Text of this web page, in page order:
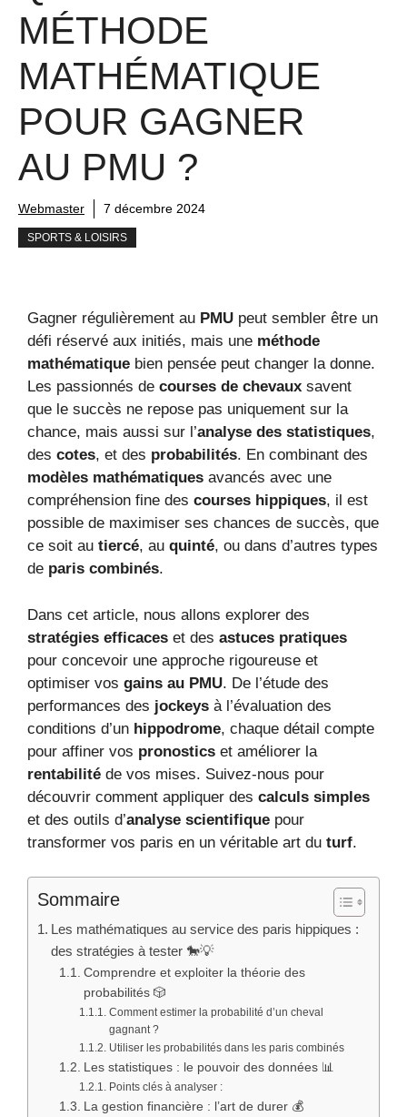
MÉTHODE
MATHÉMATIQUE
POUR GAGNER
AU PMU ?
Webmaster 7 décembre 2024
SPORTS & LOISIRS
Gagner régulièrement au PMU peut sembler être un
défi réservé aux initiés, mais une méthode
mathématique bien pensée peut changer la donne.
Les passionnés de courses de chevaux savent
que le succès ne repose pas uniquement sur la
chance, mais aussi sur l’analyse des statistiques,
des cotes, et des probabilités. En combinant des
modèles mathématiques avancés avec une
compréhension fine des courses hippiques, il est
possible de maximiser ses chances de succès, que
ce soit au tiercé, au quinté, ou dans d’autres types
de paris combinés.
Dans cet article, nous allons explorer des
stratégies efficaces et des astuces pratiques
pour concevoir une approche rigoureuse et
optimiser vos gains au PMU. De l’étude des
performances des jockeys à l’évaluation des
conditions d’un hippodrome, chaque détail compte
pour affiner vos pronostics et améliorer la
rentabilité de vos mises. Suivez-nous pour
découvrir comment appliquer des calculs simples
et des outils d’analyse scientifique pour
transformer vos paris en un véritable art du turf.
Sommaire
Les mathématiques au service des paris hippiques :
des stratégies à tester 🐎💡
Comprendre et exploiter la théorie des
probabilités 🎲
Comment estimer la probabilité d’un cheval
gagnant ?
Utiliser les probabilités dans les paris combinés
Les statistiques : le pouvoir des données 📊
Points clés à analyser :
La gestion financière : l’art de durer 💰